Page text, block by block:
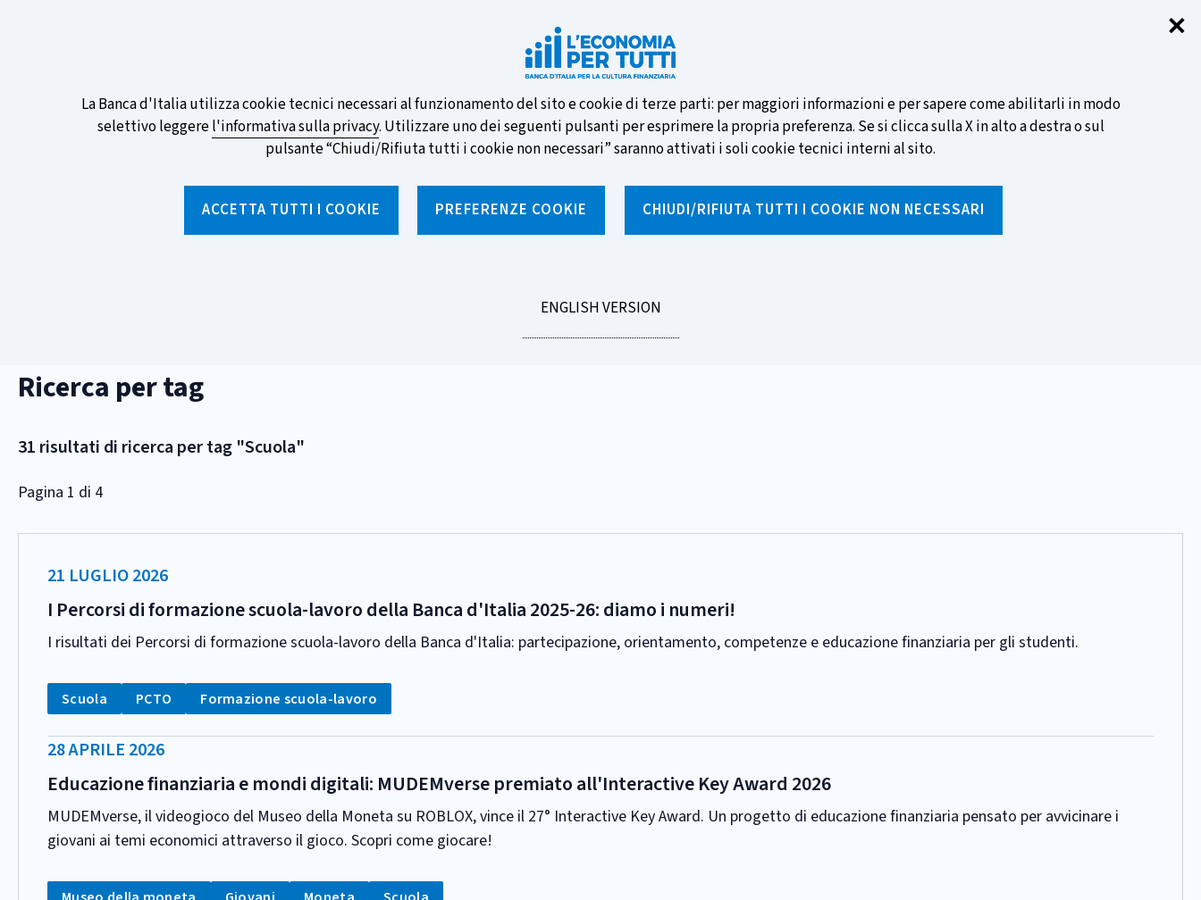
✕
Informativa
La Banca d'Italia utilizza cookie tecnici necessari al funzionamento del sito e cookie di terze parti: per maggiori informazioni e per sapere come abilitarli in modo
selettivo leggerel'informativa sulla privacy. Utilizzare uno dei seguenti pulsanti per esprimere la propria preferenza. Se si clicca sulla X in alto a destra o sul
pulsante “Chiudi/Rifiuta tutti i cookie non necessari” saranno attivati i soli cookie tecnici interni al sito.
ACCETTA TUTTI I COOKIE PREFERENZE COOKIE CHIUDI/RIFIUTA TUTTI I COOKIE NON NECESSARI
GO
ENGLISH VERSION
Version
Partecipa al sondaggio della BCE sulle nuove banconote e vota la tua
preferita!
SCOPRI DI PIÙ
Inserisci
testo
Ricerca per tag
31 risultati di ricerca per tag "Scuola"
Pagina 1 di 4
DATA
PUBBLICAZIONE:
21 LUGLIO 2026
I Percorsi di formazione scuola-lavoro della Banca d'Italia 2025-26: diamo i numeri!
I risultati dei Percorsi di formazione scuola-lavoro della Banca d'Italia: partecipazione, orientamento, competenze e educazione finanziaria per gli studenti.
CATEGORIA:
Tag:
Scuola Tag:
PCTO Tag:
Formazione scuola-lavoro
DATA
PUBBLICAZIONE:
28 APRILE 2026
Educazione finanziaria e mondi digitali: MUDEMverse premiato all'Interactive Key Award 2026
MUDEMverse, il videogioco del Museo della Moneta su ROBLOX, vince il 27° Interactive Key Award. Un progetto di educazione finanziaria pensato per avvicinare i
giovani ai temi economici attraverso il gioco. Scopri come giocare!
CATEGORIA: